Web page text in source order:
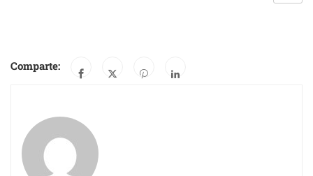
Comparte: